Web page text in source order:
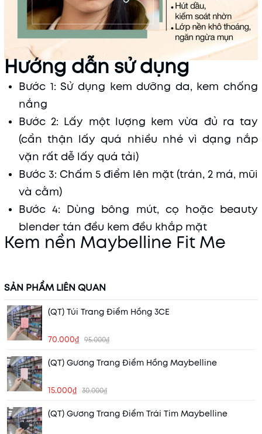
Hướng dẫn sử dụng
Bước 1: Sử dụng kem dưỡng da, kem chống
nắng
Bước 2: Lấy một lượng kem vừa đủ ra tay
(cẩn thận lấy quá nhiều nhé vì dạng nắp
vặn rất dễ lấy quá tải)
Bước 3: Chấm 5 điểm lên mặt (trán, 2 má, mũi
và cằm)
Bước 4: Dùng bông mút, cọ hoặc beauty
blender tán đều kem đều khắp mặt
Kem nền Maybelline Fit Me
SẢN PHẨM LIÊN QUAN
(QT) Túi Trang Điểm Hồng 3CE
70.000₫ 95.000₫
(QT) Gương Trang Điểm Hồng Maybelline
15.000₫ 30.000₫
(QT) Gương Trang Điểm Trái Tim Maybelline